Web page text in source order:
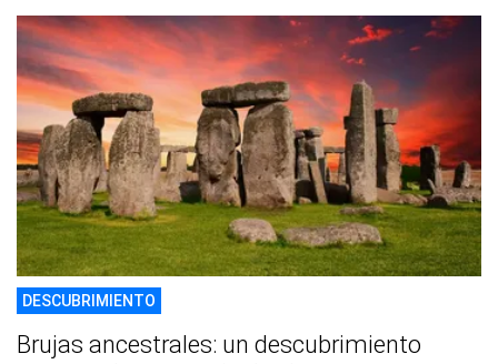
DESCUBRIMIENTO
Brujas ancestrales: un descubrimiento